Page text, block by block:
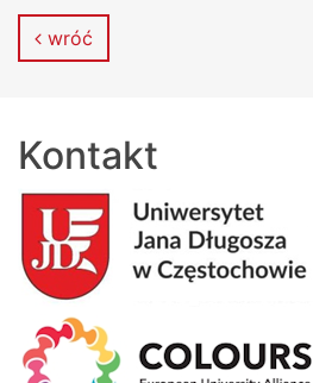
wróć
Kontakt